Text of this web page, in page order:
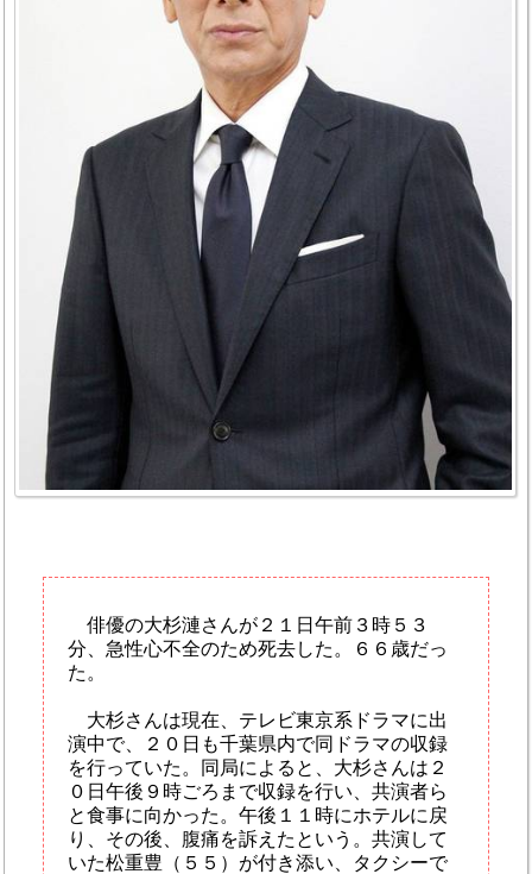
俳優の大杉漣さんが２１日午前３時５３
分、急性心不全のため死去した。６６歳だっ
た。
大杉さんは現在、テレビ東京系ドラマに出
演中で、２０日も千葉県内で同ドラマの収録
を行っていた。同局によると、大杉さんは２
０日午後９時ごろまで収録を行い、共演者ら
と食事に向かった。午後１１時にホテルに戻
り、その後、腹痛を訴えたという。共演して
いた松重豊（５５）が付き添い、タクシーで